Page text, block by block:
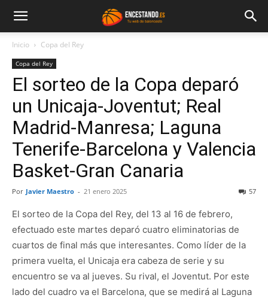
Inicio Copa del Rey
Copa del Rey
El sorteo de la Copa deparó
un Unicaja-Joventut; Real
Madrid-Manresa; Laguna
Tenerife-Barcelona y Valencia
Basket-Gran Canaria
Por Javier Maestro - 21 enero 2025 57
El sorteo de la Copa del Rey, del 13 al 16 de febrero,
efectuado este martes deparó cuatro eliminatorias de
cuartos de final más que interesantes. Como líder de la
primera vuelta, el Unicaja era cabeza de serie y su
encuentro se va al jueves. Su rival, el Joventut. Por este
lado del cuadro va el Barcelona, que se medirá al Laguna